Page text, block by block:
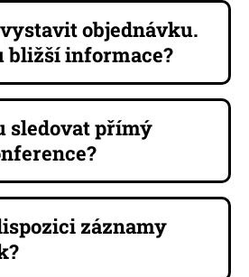
objednávku.
bližší informace?
sledovat přímý
záznamy